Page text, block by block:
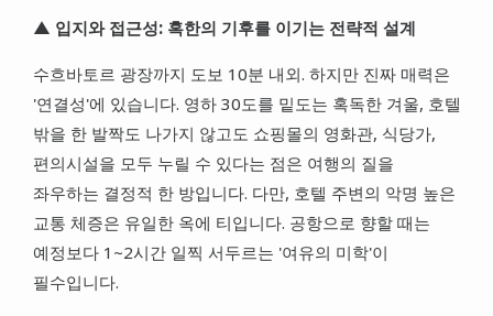
▲ 입지와 접근성: 혹한의 기후를 이기는 전략적 설계
수흐바토르 광장까지 도보 10분 내외. 하지만 진짜 매력은
'연결성'에 있습니다. 영하 30도를 밑도는 혹독한 겨울, 호텔
밖을 한 발짝도 나가지 않고도 쇼핑몰의 영화관, 식당가,
편의시설을 모두 누릴 수 있다는 점은 여행의 질을
좌우하는 결정적 한 방입니다. 다만, 호텔 주변의 악명 높은
교통 체증은 유일한 옥에 티입니다. 공항으로 향할 때는
예정보다 1~2시간 일찍 서두르는 '여유의 미학'이
필수입니다.